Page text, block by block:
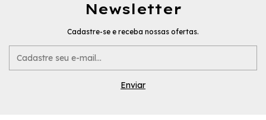
Newsletter
Cadastre-se e receba nossas ofertas.